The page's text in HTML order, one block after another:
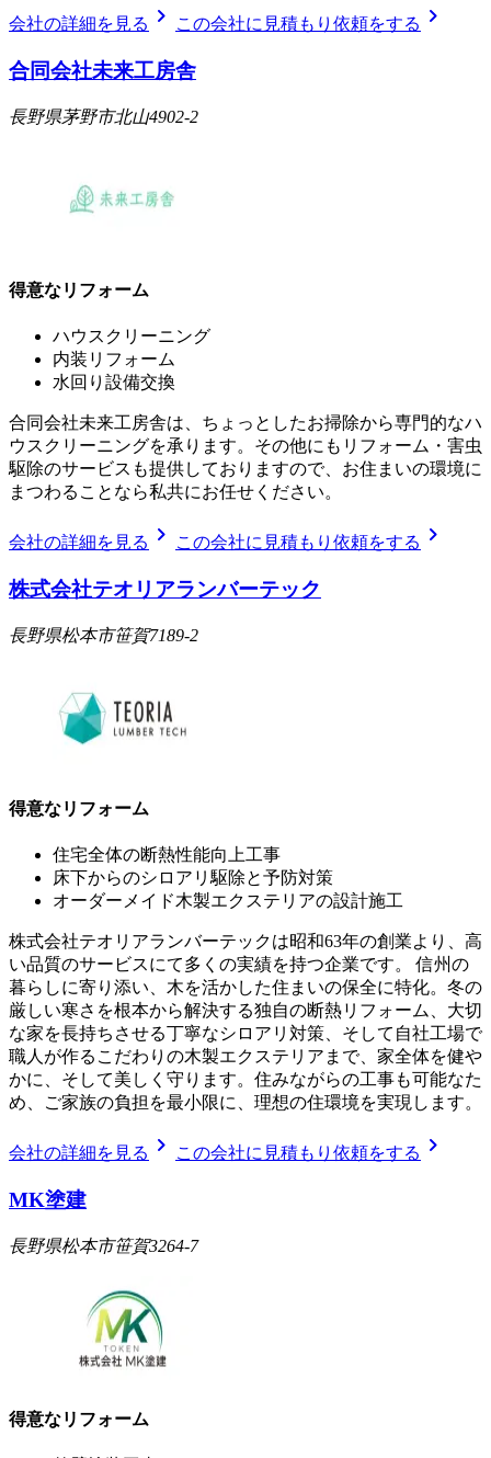
会社の詳細を見る chevron_right この会社に見積もり依頼をする chevron_right
合同会社未来工房舎
長野県茅野市北山4902-2
得意なリフォーム
ハウスクリーニング
内装リフォーム
水回り設備交換
合同会社未来工房舎は、ちょっとしたお掃除から専門的なハ
ウスクリーニングを承ります。その他にもリフォーム・害虫
駆除のサービスも提供しておりますので、お住まいの環境に
まつわることなら私共にお任せください。
会社の詳細を見る chevron_right この会社に見積もり依頼をする chevron_right
株式会社テオリアランバーテック
長野県松本市笹賀7189-2
得意なリフォーム
住宅全体の断熱性能向上工事
床下からのシロアリ駆除と予防対策
オーダーメイド木製エクステリアの設計施工
株式会社テオリアランバーテックは昭和63年の創業より、高
い品質のサービスにて多くの実績を持つ企業です。 信州の
暮らしに寄り添い、木を活かした住まいの保全に特化。冬の
厳しい寒さを根本から解決する独自の断熱リフォーム、大切
な家を長持ちさせる丁寧なシロアリ対策、そして自社工場で
職人が作るこだわりの木製エクステリアまで、家全体を健や
かに、そして美しく守ります。住みながらの工事も可能なた
め、ご家族の負担を最小限に、理想の住環境を実現します。
会社の詳細を見る chevron_right この会社に見積もり依頼をする chevron_right
MK塗建
長野県松本市笹賀3264-7
得意なリフォーム